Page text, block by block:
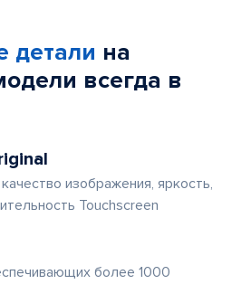
детали на
всегда в
изображения, яркость,
Touchscreen
более 1000